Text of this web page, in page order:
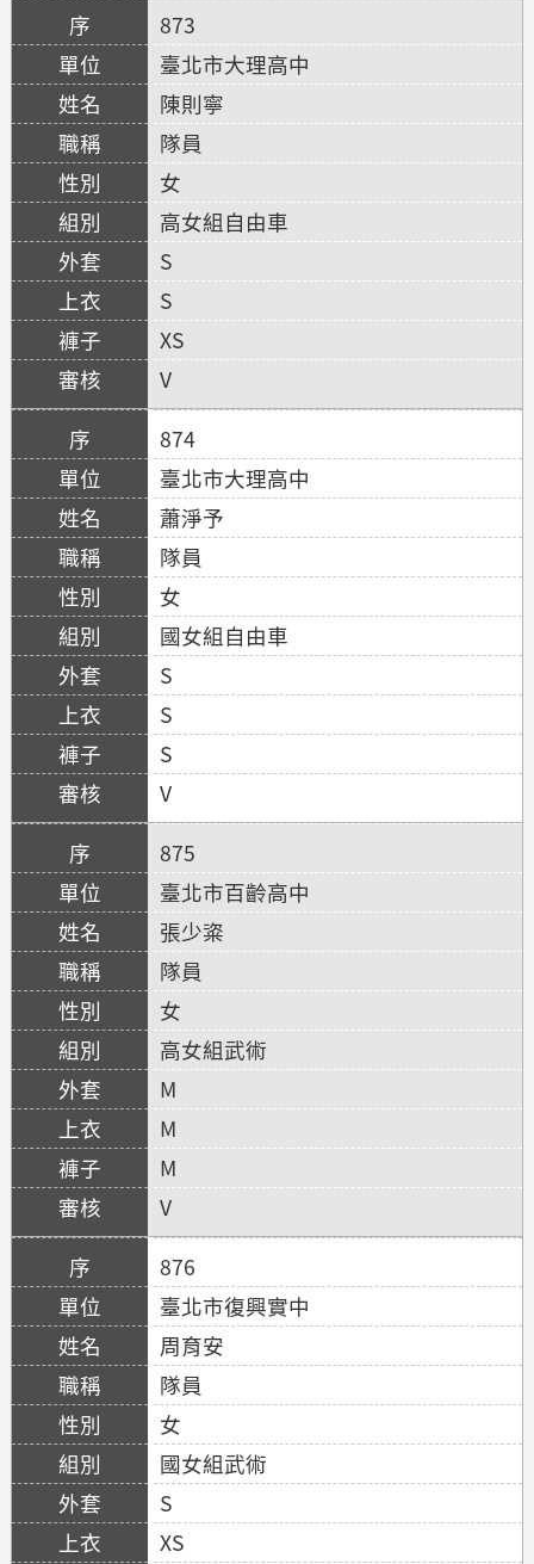
873
臺北市大理高中
陳則寧
隊員
女
高女組自由車
S
S
XS
V
874
臺北市大理高中
蕭淨予
隊員
女
國女組自由車
S
S
S
V
875
臺北市百齡高中
張少粢
隊員
女
高女組武術
M
M
M
V
876
臺北市復興實中
周育安
隊員
女
國女組武術
S
XS